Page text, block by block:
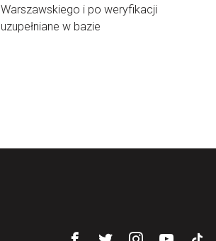
Warszawskiego i po weryfikacji
uzupełniane w bazie